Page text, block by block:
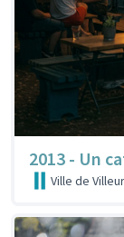
2013 - Un
Ville de